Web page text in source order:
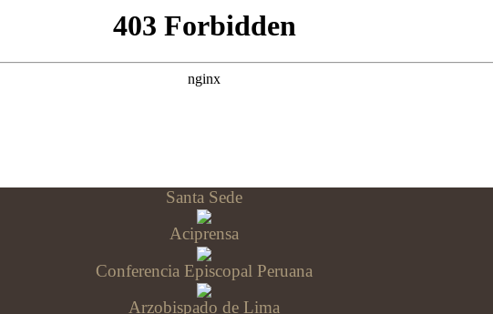
Santa Sede
Aciprensa
Conferencia Episcopal Peruana
Arzobispado de Lima